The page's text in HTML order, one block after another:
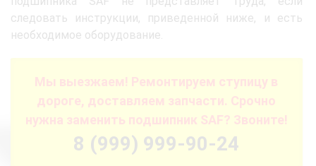
следовать инструкции, приведенной ниже, и есть
необходимое оборудование.
Мы выезжаем! Ремонтируем ступицу в
дороге, доставляем запчасти. Срочно
нужна заменить подшипник SAF? Звоните!
8 (999) 999-90-24